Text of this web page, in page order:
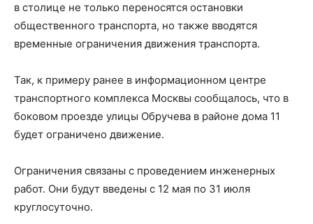
в столице не только переносятся остановки
общественного транспорта, но также вводятся
временные ограничения движения транспорта.
Так, к примеру ранее в информационном центре
транспортного комплекса Москвы сообщалось, что в
боковом проезде улицы Обручева в районе дома 11
будет ограничено движение.
Ограничения связаны с проведением инженерных
работ. Они будут введены с 12 мая по 31 июля
круглосуточно.